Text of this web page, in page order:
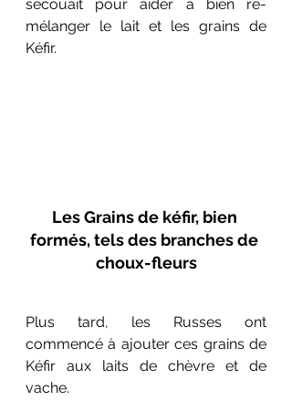
secouait pour aider à bien re-
mélanger le lait et les grains de
Kéfir.
Les Grains de kéfir, bien
formés, tels des branches de
choux-fleurs
Plus tard, les Russes ont
commencé à ajouter ces grains de
Kéfir aux laits de chèvre et de
vache.